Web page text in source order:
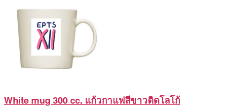
White mug 300 cc. แก้วกาแฟสีขาวติดโลโก้